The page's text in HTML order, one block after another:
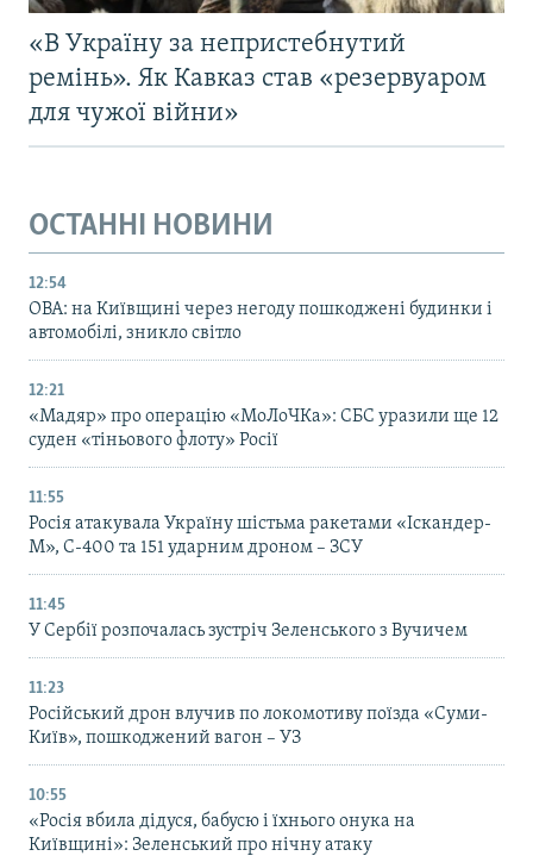
«В Україну за непристебнутий
ремінь». Як Кавказ став «резервуаром
для чужої війни»
ОСТАННІ НОВИНИ
12:54
ОВА: на Київщині через негоду пошкоджені будинки і
автомобілі, зникло світло
12:21
«Мадяр» про операцію «МоЛоЧКа»: СБС уразили ще 12
суден «тіньового флоту» Росії
11:55
Росія атакувала Україну шістьма ракетами «Іскандер-
М», С-400 та 151 ударним дроном – ЗСУ
11:45
У Сербії розпочалась зустріч Зеленського з Вучичем
11:23
Російський дрон влучив по локомотиву поїзда «Суми-
Київ», пошкоджений вагон – УЗ
10:55
«Росія вбила дідуся, бабусю і їхнього онука на
Київщині»: Зеленський про нічну атаку